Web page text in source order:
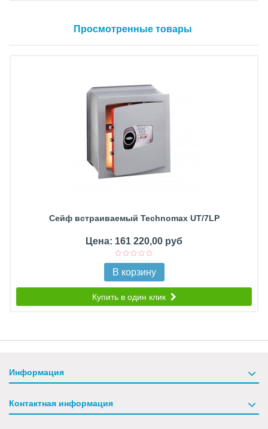
Просмотренные товары
Сейф встраиваемый Technomax UT/7LP
Цена: 161 220,00 руб
В корзину
Купить в один клик
Информация
Контактная информация